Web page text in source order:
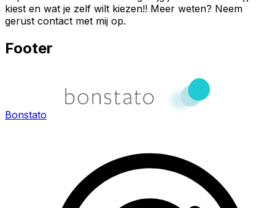
kiest en wat je zelf wilt kiezen!! Meer weten? Neem
gerust contact met mij op.
Footer
Bonstato